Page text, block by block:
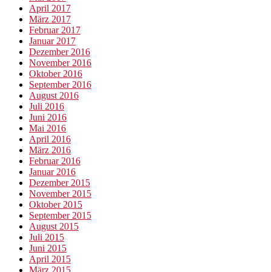
April 2017
März 2017
Februar 2017
Januar 2017
Dezember 2016
November 2016
Oktober 2016
September 2016
August 2016
Juli 2016
Juni 2016
Mai 2016
April 2016
März 2016
Februar 2016
Januar 2016
Dezember 2015
November 2015
Oktober 2015
September 2015
August 2015
Juli 2015
Juni 2015
April 2015